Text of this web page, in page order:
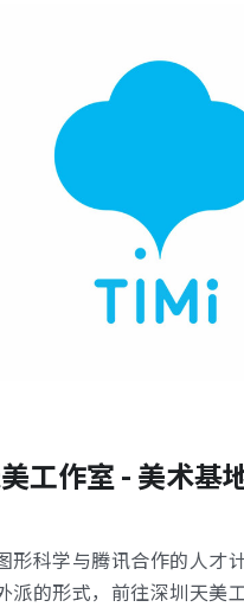
工作室 - 美术基
形科学与腾讯合作的人才
派的形式，前往深圳天美